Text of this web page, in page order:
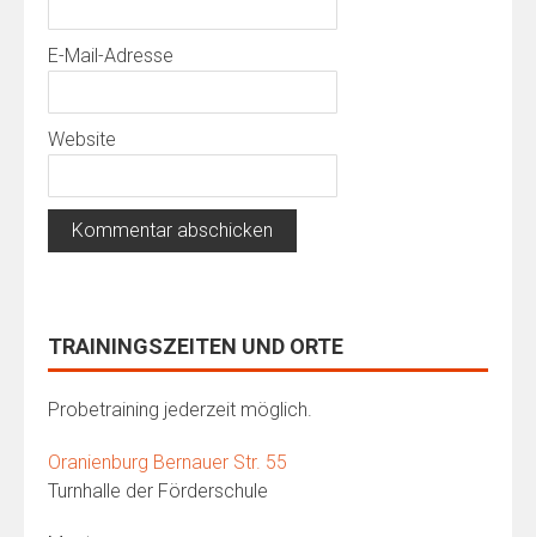
E-Mail-Adresse
Website
TRAININGSZEITEN UND ORTE
Probetraining jederzeit möglich.
Oranienburg Bernauer Str. 55
Turnhalle der Förderschule